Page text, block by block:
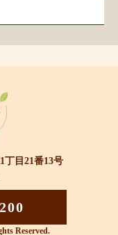
丁目21番13号
Reserved.